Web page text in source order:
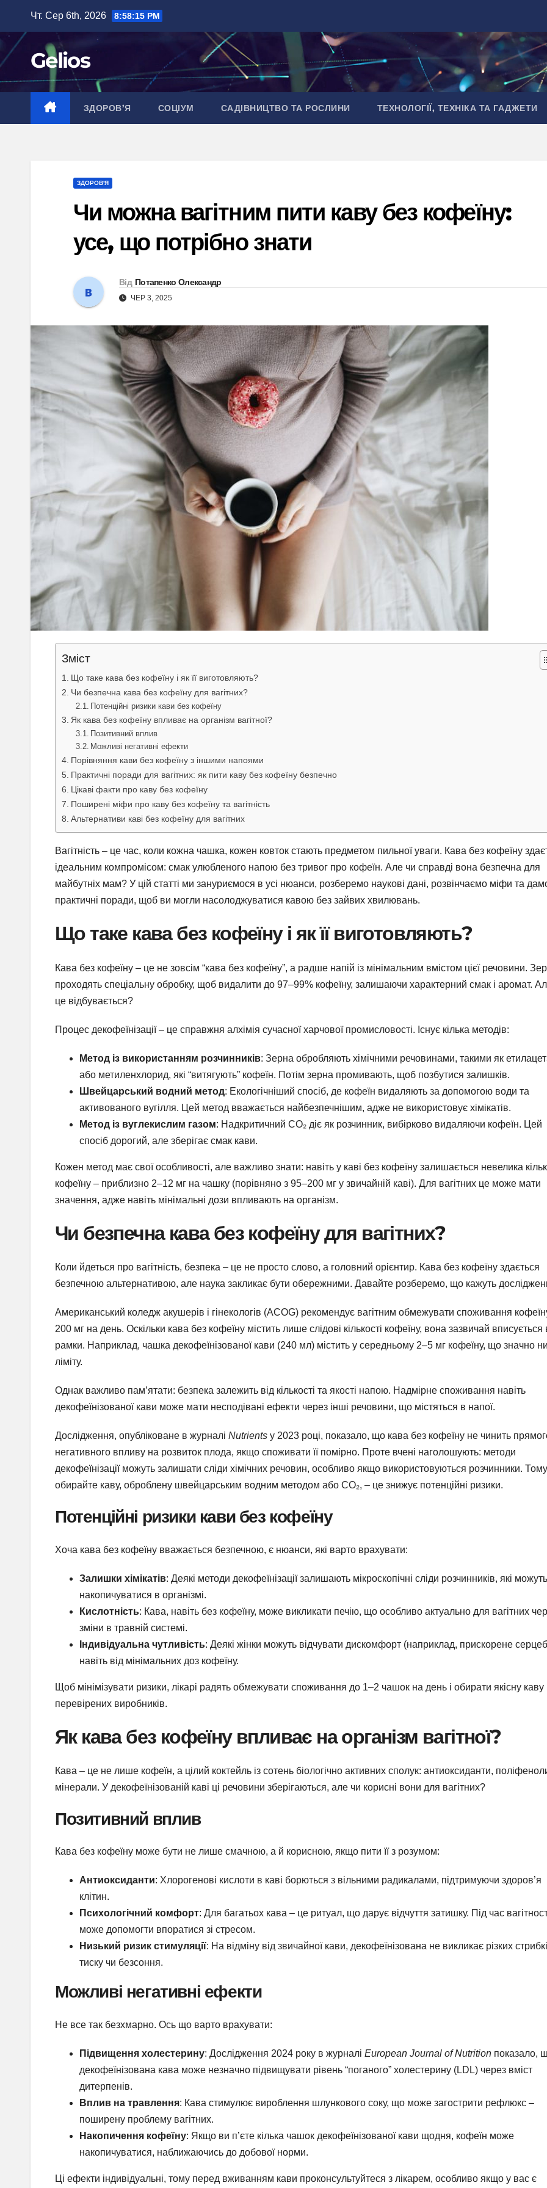
вмісту
Чт. Сер 6th, 2026 8:58:16 PM
Gelios
ЗДОРОВ’Я СОЦІУМ САДІВНИЦТВО ТА РОСЛИНИ ТЕХНОЛОГІЇ, ТЕХНІКА ТА ГАДЖЕТИ
ЗДОРОВ'Я
Чи можна вагітним пити каву без кофеїну:
усе, що потрібно знати
Від Потапенко Олександр
ЧЕР 3, 2025
Зміст
Що таке кава без кофеїну і як її виготовляють?
Чи безпечна кава без кофеїну для вагітних?
Потенційні ризики кави без кофеїну
Як кава без кофеїну впливає на організм вагітної?
Позитивний вплив
Можливі негативні ефекти
Порівняння кави без кофеїну з іншими напоями
Практичні поради для вагітних: як пити каву без кофеїну безпечно
Цікаві факти про каву без кофеїну
Поширені міфи про каву без кофеїну та вагітність
Альтернативи каві без кофеїну для вагітних
Вагітність – це час, коли кожна чашка, кожен ковток стають предметом пильної уваги. Кава без кофеїну
ідеальним компромісом: смак улюбленого напою без тривог про кофеїн. Але чи справді вона безпечна для
майбутніх мам? У цій статті ми зануриємося в усі нюанси, розберемо наукові дані, розвінчаємо міфи та
практичні поради, щоб ви могли насолоджуватися кавою без зайвих хвилювань.
Що таке кава без кофеїну і як її виготовляють?
Кава без кофеїну – це не зовсім “кава без кофеїну”, а радше напій із мінімальним вмістом цієї речовини.
проходять спеціальну обробку, щоб видалити до 97–99% кофеїну, залишаючи характерний смак і аромат.
це відбувається?
Процес декофеїнізації – це справжня алхімія сучасної харчової промисловості. Існує кілька методів:
Метод із використанням розчинників: Зерна обробляють хімічними речовинами, такими як
або метиленхлорид, які “витягують” кофеїн. Потім зерна промивають, щоб позбутися залишків.
Швейцарський водний метод: Екологічніший спосіб, де кофеїн видаляють за допомогою води та
активованого вугілля. Цей метод вважається найбезпечнішим, адже не використовує хімікатів.
Метод із вуглекислим газом: Надкритичний CO₂ діє як розчинник, вибірково видаляючи кофеїн. Цей
спосіб дорогий, але зберігає смак кави.
Кожен метод має свої особливості, але важливо знати: навіть у каві без кофеїну залишається невелика
кофеїну – приблизно 2–12 мг на чашку (порівняно з 95–200 мг у звичайній каві). Для вагітних це може мати
значення, адже навіть мінімальні дози впливають на організм.
Чи безпечна кава без кофеїну для вагітних?
Коли йдеться про вагітність, безпека – це не просто слово, а головний орієнтир. Кава без кофеїну здається
безпечною альтернативою, але наука закликає бути обережними. Давайте розберемо, що кажуть
Американський коледж акушерів і гінекологів (ACOG) рекомендує вагітним обмежувати споживання
200 мг на день. Оскільки кава без кофеїну містить лише слідові кількості кофеїну, вона зазвичай вписується
рамки. Наприклад, чашка декофеїнізованої кави (240 мл) містить у середньому 2–5 мг кофеїну, що значно
ліміту.
Однак важливо пам’ятати: безпека залежить від кількості та якості напою. Надмірне споживання навіть
декофеїнізованої кави може мати несподівані ефекти через інші речовини, що містяться в напої.
Дослідження, опубліковане в журналі Nutrients у 2023 році, показало, що кава без кофеїну не чинить
негативного впливу на розвиток плода, якщо споживати її помірно. Проте вчені наголошують: методи
декофеїнізації можуть залишати сліди хімічних речовин, особливо якщо використовуються розчинники. Тому
обирайте каву, оброблену швейцарським водним методом або CO₂, – це знижує потенційні ризики.
Потенційні ризики кави без кофеїну
Хоча кава без кофеїну вважається безпечною, є нюанси, які варто врахувати:
Залишки хімікатів: Деякі методи декофеїнізації залишають мікроскопічні сліди розчинників, які можуть
накопичуватися в організмі.
Кислотність: Кава, навіть без кофеїну, може викликати печію, що особливо актуально для вагітних
зміни в травній системі.
Індивідуальна чутливість: Деякі жінки можуть відчувати дискомфорт (наприклад, прискорене
навіть від мінімальних доз кофеїну.
Щоб мінімізувати ризики, лікарі радять обмежувати споживання до 1–2 чашок на день і обирати якісну каву
перевірених виробників.
Як кава без кофеїну впливає на організм вагітної?
Кава – це не лише кофеїн, а цілий коктейль із сотень біологічно активних сполук: антиоксиданти,
мінерали. У декофеїнізованій каві ці речовини зберігаються, але чи корисні вони для вагітних?
Позитивний вплив
Кава без кофеїну може бути не лише смачною, а й корисною, якщо пити її з розумом:
Антиоксиданти: Хлорогенові кислоти в каві борються з вільними радикалами, підтримуючи здоров’я
клітин.
Психологічний комфорт: Для багатьох кава – це ритуал, що дарує відчуття затишку. Під час
може допомогти впоратися зі стресом.
Низький ризик стимуляції: На відміну від звичайної кави, декофеїнізована не викликає різких
тиску чи безсоння.
Можливі негативні ефекти
Не все так безхмарно. Ось що варто врахувати:
Підвищення холестерину: Дослідження 2024 року в журналі European Journal of Nutrition показало,
декофеїнізована кава може незначно підвищувати рівень “поганого” холестерину (LDL) через вміст
дитерпенів.
Вплив на травлення: Кава стимулює вироблення шлункового соку, що може загострити рефлюкс –
поширену проблему вагітних.
Накопичення кофеїну: Якщо ви п’єте кілька чашок декофеїнізованої кави щодня, кофеїн може
накопичуватися, наближаючись до добової норми.
Ці ефекти індивідуальні, тому перед вживанням кави проконсультуйтеся з лікарем, особливо якщо у вас є